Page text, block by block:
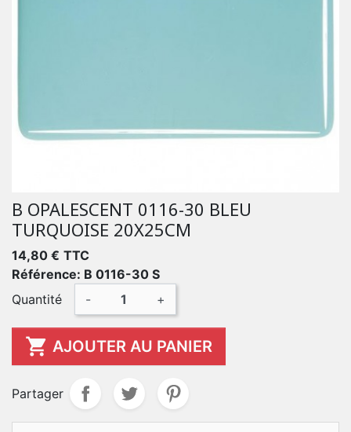
B OPALESCENT 0116-30 BLEU
TURQUOISE 20X25CM
14,80 € TTC
Référence: B 0116-30 S
Quantité
- +
 AJOUTER AU PANIER
Partager